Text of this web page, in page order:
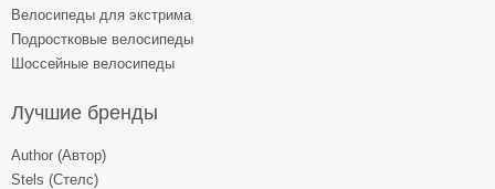
Велосипеды для экстрима
Подростковые велосипеды
Шоссейные велосипеды
Лучшие бренды
Author (Автор)
Stels (Стелс)